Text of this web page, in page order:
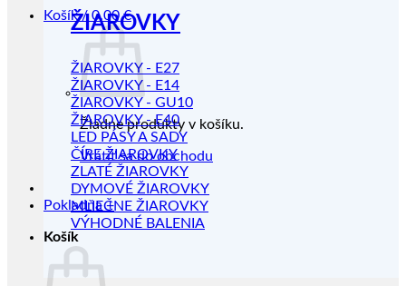
Košík /0.00€
Žiadne produkty v košíku.
Vrátiť sa do obchodu
Pokladňa +
Košík
ŽIAROVKY
ŽIAROVKY - E27
ŽIAROVKY - E14
ŽIAROVKY - GU10
ŽIAROVKY - E40
LED PÁSY A SADY
ČÍRE ŽIAROVKY
ZLATÉ ŽIAROVKY
DYMOVÉ ŽIAROVKY
MLIEČNE ŽIAROVKY
VÝHODNÉ BALENIA